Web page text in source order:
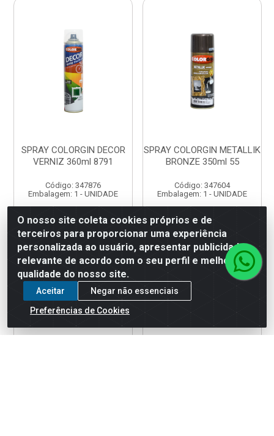
SPRAY COLORGIN DECOR
VERNIZ 360ml 8791
Código: 347876
Embalagem: 1 - UNIDADE
Faça seu login ou
cadastre-se para
ver preços e
comprar
SPRAY COLORGIN METALLIK
BRONZE 350ml 55
Código: 347604
Embalagem: 1 - UNIDADE
Faça seu login ou
cadastre-se para
ver preços e
comprar
O nosso site coleta cookies próprios e de
terceiros para proporcionar uma experiência
personalizada ao usuário, apresentar publicidade
relevante de acordo com o seu perfil e melhorar a
qualidade do nosso site.
Aceitar
Negar não essenciais
Preferências de Cookies